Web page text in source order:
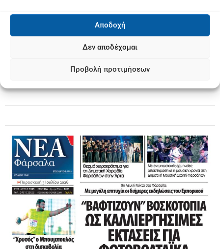
Αποδοχή
Δεν αποδέχομαι
Προβολή προτιμήσεων